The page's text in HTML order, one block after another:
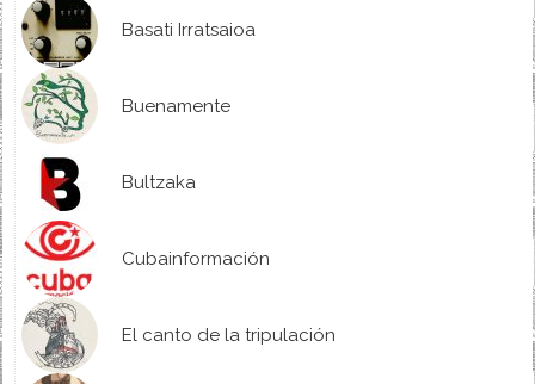
Basati Irratsaioa
Buenamente
Bultzaka
Cubainformación
El canto de la tripulación